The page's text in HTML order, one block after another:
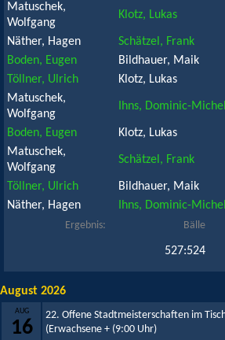
Matuschek,
Wolfgang
Klotz, Lukas
Näther, Hagen Schätzel, Frank
Boden, Eugen
Bildhauer, Maik
Töllner, Ulrich
Klotz, Lukas
Matuschek,
Wolfgang
Ihns, Dominic-Michel
Boden, Eugen Klotz, Lukas
Matuschek,
Wolfgang
Schätzel, Frank
Töllner, Ulrich Bildhauer, Maik
Näther, Hagen
Ihns, Dominic-Michel
Ergebnis: Bälle
527:524
August 2026
AUG
16
22. Offene Stadtmeisterschaften im
(Erwachsene + (9:00 Uhr)